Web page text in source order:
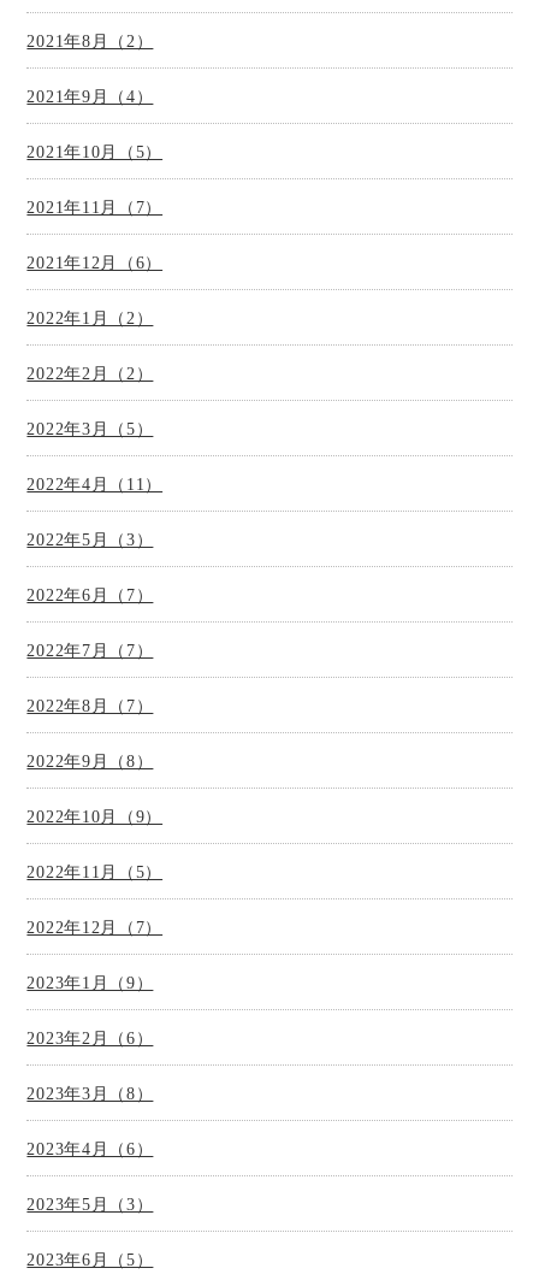
2021年8月（2）
2021年9月（4）
2021年10月（5）
2021年11月（7）
2021年12月（6）
2022年1月（2）
2022年2月（2）
2022年3月（5）
2022年4月（11）
2022年5月（3）
2022年6月（7）
2022年7月（7）
2022年8月（7）
2022年9月（8）
2022年10月（9）
2022年11月（5）
2022年12月（7）
2023年1月（9）
2023年2月（6）
2023年3月（8）
2023年4月（6）
2023年5月（3）
2023年6月（5）